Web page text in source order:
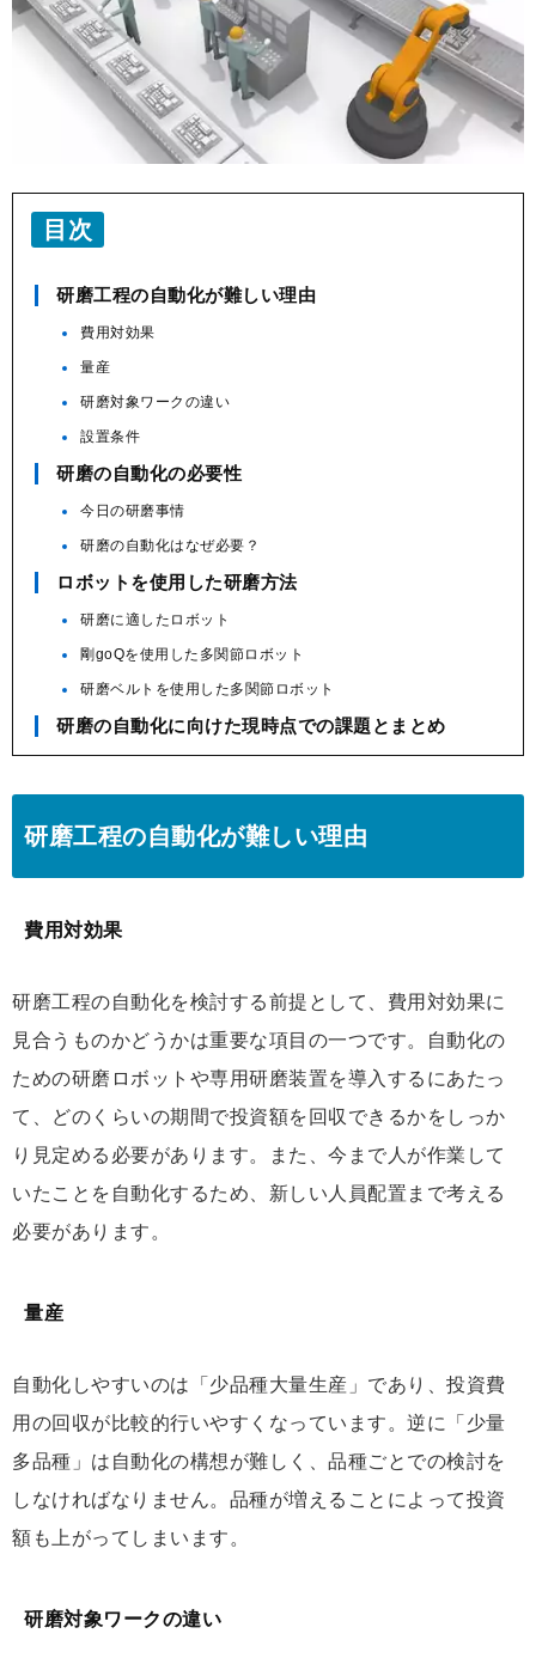
目次
研磨工程の自動化が難しい理由
費用対効果
量産
研磨対象ワークの違い
設置条件
研磨の自動化の必要性
今日の研磨事情
研磨の自動化はなぜ必要？
ロボットを使用した研磨方法
研磨に適したロボット
剛goQを使用した多関節ロボット
研磨ベルトを使用した多関節ロボット
研磨の自動化に向けた現時点での課題とまとめ
研磨工程の自動化が難しい理由
費用対効果
研磨工程の自動化を検討する前提として、費用対効果に
見合うものかどうかは重要な項目の一つです。自動化の
ための研磨ロボットや専用研磨装置を導入するにあたっ
て、どのくらいの期間で投資額を回収できるかをしっか
り見定める必要があります。また、今まで人が作業して
いたことを自動化するため、新しい人員配置まで考える
必要があります。
量産
自動化しやすいのは「少品種大量生産」であり、投資費
用の回収が比較的行いやすくなっています。逆に「少量
多品種」は自動化の構想が難しく、品種ごとでの検討を
しなければなりません。品種が増えることによって投資
額も上がってしまいます。
研磨対象ワークの違い